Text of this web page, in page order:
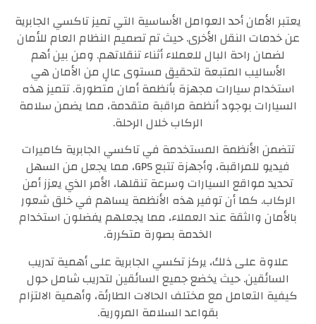
يعتبر الأمان أحد العوامل الأساسية التي تميز تاكسي الجابرية
عن خدمات النقل الأخرى. حيث تم تصميم النظام العام للأمان
لضمان راحة البال للعملاء أثناء تنقلاتهم. ومن بين أهم
الأساليب المتبعة لتحقيق مستوى عالٍ من الأمان هي
استخدام سيارات مجهزة بأنظمة أمان متطورة. تتميز هذه
السيارات بوجود أنظمة مراقبة متقدمة، مما يضمن سلامة
الركاب خلال الرحلة.
تتضمن الأنظمة المستخدمة في تاكسي الجابرية كاميرات
فيديو للمراقبة، وأجهزة تتبع GPS، مما يجعل من السهل
تحديد مواقع السيارات وسرعة تنقلها، الأمر الذي يعزز أمن
الركاب. كما أن توفير هذه الأنظمة يساهم في خلق شعور
بالأمان والثقة عند العملاء، مما يجعلهم يفضلون استخدام
الخدمة بصورة متكررة.
علاوة على ذلك، يركز تكسي الجابرية على أهمية تدريب
السائقين. حيث يخضع جميع السائقين لتدريب شامل حول
كيفية التعامل مع مختلف الحالات الطارئة، وأهمية الالتزام
بقواعد السلامة المرورية.